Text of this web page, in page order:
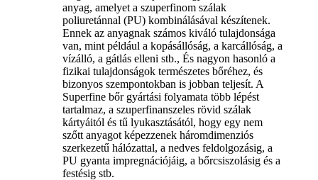
anyag, amelyet a szuperfinom szálak
poliuretánnal (PU) kombinálásával készítenek.
Ennek az anyagnak számos kiváló tulajdonsága
van, mint például a kopásállóság, a karcállóság, a
vízálló, a gátlás elleni stb., És nagyon hasonló a
fizikai tulajdonságok természetes bőréhez, és
bizonyos szempontokban is jobban teljesít. A
Superfine bőr gyártási folyamata több lépést
tartalmaz, a szuperfinanszeles rövid szálak
kártyáitól és tű lyukasztásától, hogy egy nem
szőtt anyagot képezzenek háromdimenziós
szerkezetű hálózattal, a nedves feldolgozásig, a
PU gyanta impregnációjáig, a bőrcsiszolásig és a
festésig stb.